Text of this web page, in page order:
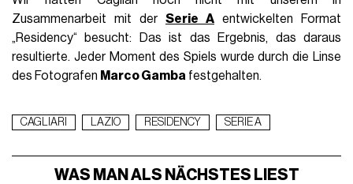
Zusammenarbeit mit der Serie A entwickelten Format
„Residency“ besucht: Das ist das Ergebnis, das daraus
resultierte. Jeder Moment des Spiels wurde durch die Linse
des Fotografen Marco Gamba festgehalten.
CAGLIARI LAZIO RESIDENCY SERIE A
WAS MAN ALS NÄCHSTES LIEST